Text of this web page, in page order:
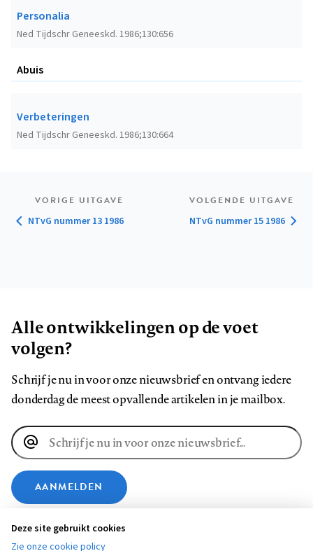
Personalia
Ned Tijdschr Geneeskd. 1986;130:656
Abuis
Verbeteringen
Ned Tijdschr Geneeskd. 1986;130:664
VORIGE UITGAVE
NTvG nummer 13 1986
VOLGENDE UITGAVE
NTvG nummer 15 1986
Alle ontwikkelingen op de voet
volgen?
Schrijf je nu in voor onze nieuwsbrief en ontvang iedere
donderdag de meest opvallende artikelen in je mailbox.
E-
mailadres
AANMELDEN
VOLG ONS OP
Deze site gebruikt cookies
Zie onze cookie policy